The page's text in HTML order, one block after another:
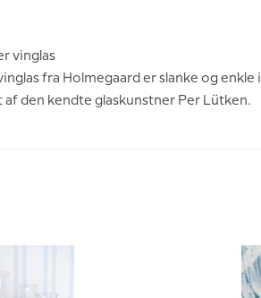
vinglas
fra Holmegaard er slanke og
af den kendte glaskunstner Per Lütken.